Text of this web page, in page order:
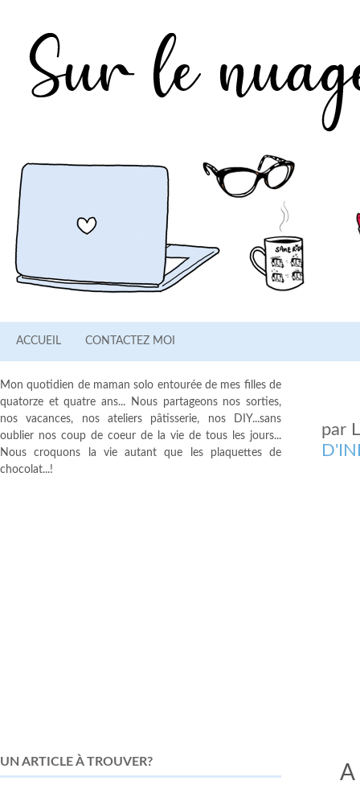
ACCUEIL CONTACTEZ MOI
par
A
Mon quotidien de maman solo entourée de mes filles de
quatorze et quatre ans... Nous partageons nos sorties,
nos vacances, nos ateliers pâtisserie, nos DIY...sans
oublier nos coup de coeur de la vie de tous les jours...
Nous croquons la vie autant que les plaquettes de
chocolat...!
UN ARTICLE À TROUVER?